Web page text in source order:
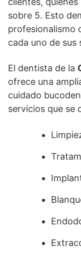
sobre 5. Esto
profesionalismo
cada uno de sus
El dentista de la
ofrece una
cuidado
servicios que se